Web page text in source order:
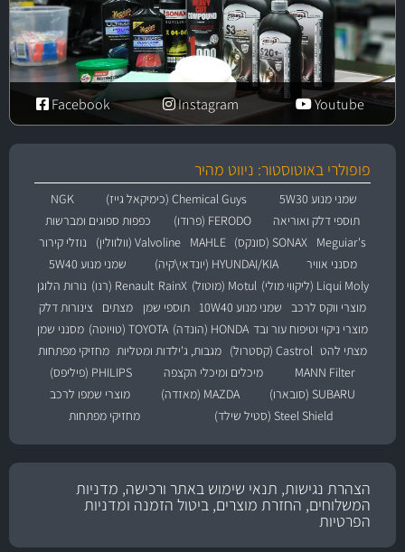
Youtube
Instagram
Facebook
פופולרי באוטוסטור: ניווט מהיר
שמני מנוע 5W30 Chemical Guys (כימיקאל גייז)
NGK
תוספי דלק ואוריאה
FERODO (פרודו)
כפפות ספוגים ומברשות
Meguiar's
SONAX (סונקס) MAHLE Valvoline (וולוולין)
נוזלי קירור
מסנני אוויר
HYUNDAI/KIA (יונדאי\קיה)
שמני מנוע 5W40
Liqui Moly (ליקווי מולי)
Motul (מוטול) RainX Renault (רנו)
נורות הלוגן
מוצרי ווקס לרכב
שמני מנוע 10W40 תוספי שמן מצתים
צינורות דלק
מוצרי ניקוי וטיפוח עור ובד HONDA (הונדה) TOYOTA (טויוטה)
מסנני שמן
מצתי להט Castrol (קסטרול) מגבות, ג'ילדות ומטליות מחזיקי מפתחות
MANN Filter
מיכלים ומיכלי הקצפה
PHILIPS (פיליפס)
SUBARU (סובארו)
MAZDA (מאזדה)
מוצרי שמפו לרכב
Steel Shield (סטיל שילד)
מחזיקי מפתחות
הצהרת נגישות, תנאי שימוש באתר ורכישה, מדניות
המשלוחים, החזרת מוצרים, ביטול הזמנה ומדניות
הפרטיות